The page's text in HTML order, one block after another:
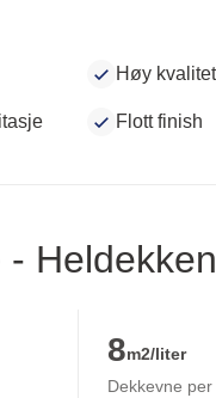
Høy kvalitet
Flott finish
8m2/liter
Dekkevne